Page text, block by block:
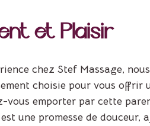
et Plaisir
chez Stef Massage,
choisie pour vous
vous emporter par cette
une promesse de